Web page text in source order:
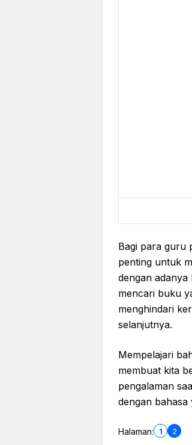
Bagi para guru
penting untuk
dengan
mencari buku
menghindari
selanjutnya.
Mempelajari
membuat kita
pengalaman
dengan
Halaman: 1 2